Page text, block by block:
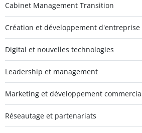
Cabinet Management Transition
Création et développement d'entreprise
Digital et nouvelles technologies
Leadership et management
Marketing et développement
Réseautage et partenariats